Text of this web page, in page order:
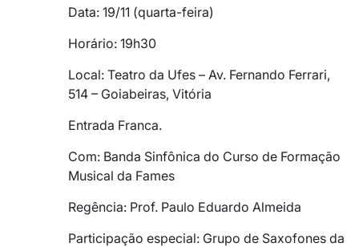
Data: 19/11 (quarta-feira)
Horário: 19h30
Local: Teatro da Ufes – Av. Fernando Ferrari,
514 – Goiabeiras, Vitória
Entrada Franca.
Com: Banda Sinfônica do Curso de Formação
Musical da Fames
Regência: Prof. Paulo Eduardo Almeida
Participação especial: Grupo de Saxofones da